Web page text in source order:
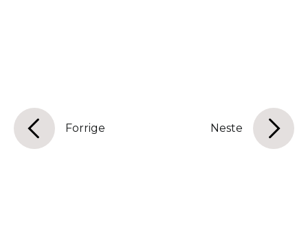
Forrige Neste